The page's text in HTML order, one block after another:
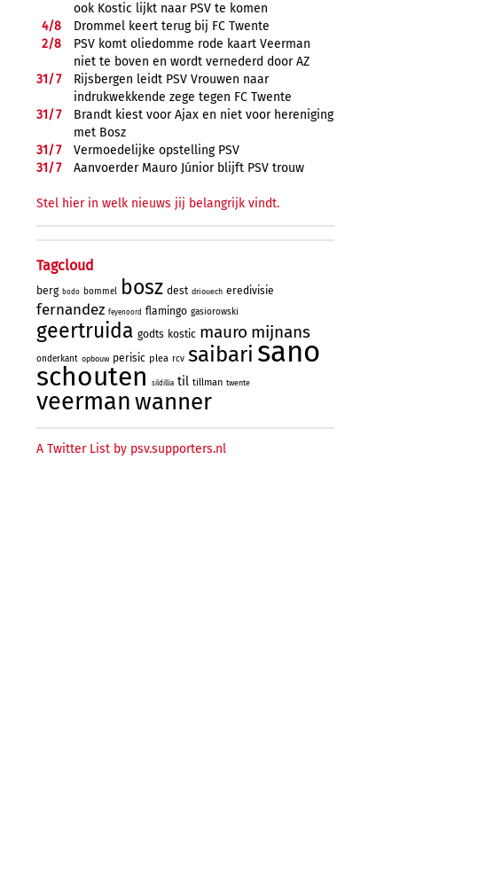
ook Kostic lijkt naar PSV te komen
4/8
Drommel keert terug bij FC Twente
2/8
PSV komt oliedomme rode kaart Veerman
niet te boven en wordt vernederd door AZ
31/7
Rijsbergen leidt PSV Vrouwen naar
indrukwekkende zege tegen FC Twente
31/7
Brandt kiest voor Ajax en niet voor hereniging
met Bosz
31/7
Vermoedelijke opstelling PSV
31/7 Aanvoerder Mauro Júnior blijft PSV trouw
Stel hier in welk nieuws jij belangrijk vindt.
Tagcloud
berg bodo bommel bosz dest driouech eredivisie
fernandez feyenoord flamingo gasiorowski
geertruida godts kostic mauro mijnans
onderkant opbouw perisic plea rcv saibari sano
schouten sildillia til tillman twente
veermanwanner
A Twitter List by psv.supporters.nl